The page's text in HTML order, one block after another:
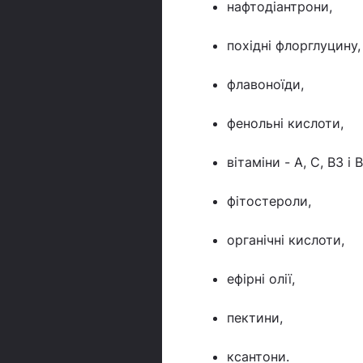
нафтодіантрони,
похідні флорглуцину,
флавоноїди,
фенольні кислоти,
вітаміни - А, С, В3 і
фітостероли,
органічні кислоти,
ефірні олії,
пектини,
ксантони.